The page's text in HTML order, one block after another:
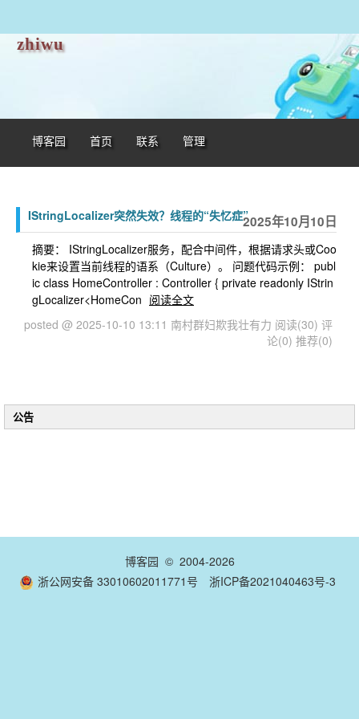
zhiwu
博客园 首页 联系 管理
2025年10月10日
IStringLocalizer突然失效？线程的“失忆症”
摘要： IStringLocalizer服务，配合中间件，根据请求头或Coo
kie来设置当前线程的语系（Culture）。 问题代码示例： publ
ic class HomeController : Controller { private readonly IStrin
gLocalizer<HomeCon 阅读全文
posted @ 2025-10-10 13:11 南村群妇欺我壮有力 阅读(30) 评
论(0) 推荐(0)
公告
博客园 © 2004-2026
浙公网安备 33010602011771号
浙ICP备2021040463号-3